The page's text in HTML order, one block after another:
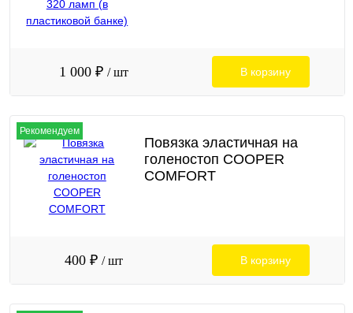
1 000 ₽ / шт В корзину
Рекомендуем
Повязка эластичная на
голеностоп COOPER
COMFORT
400 ₽ / шт В корзину